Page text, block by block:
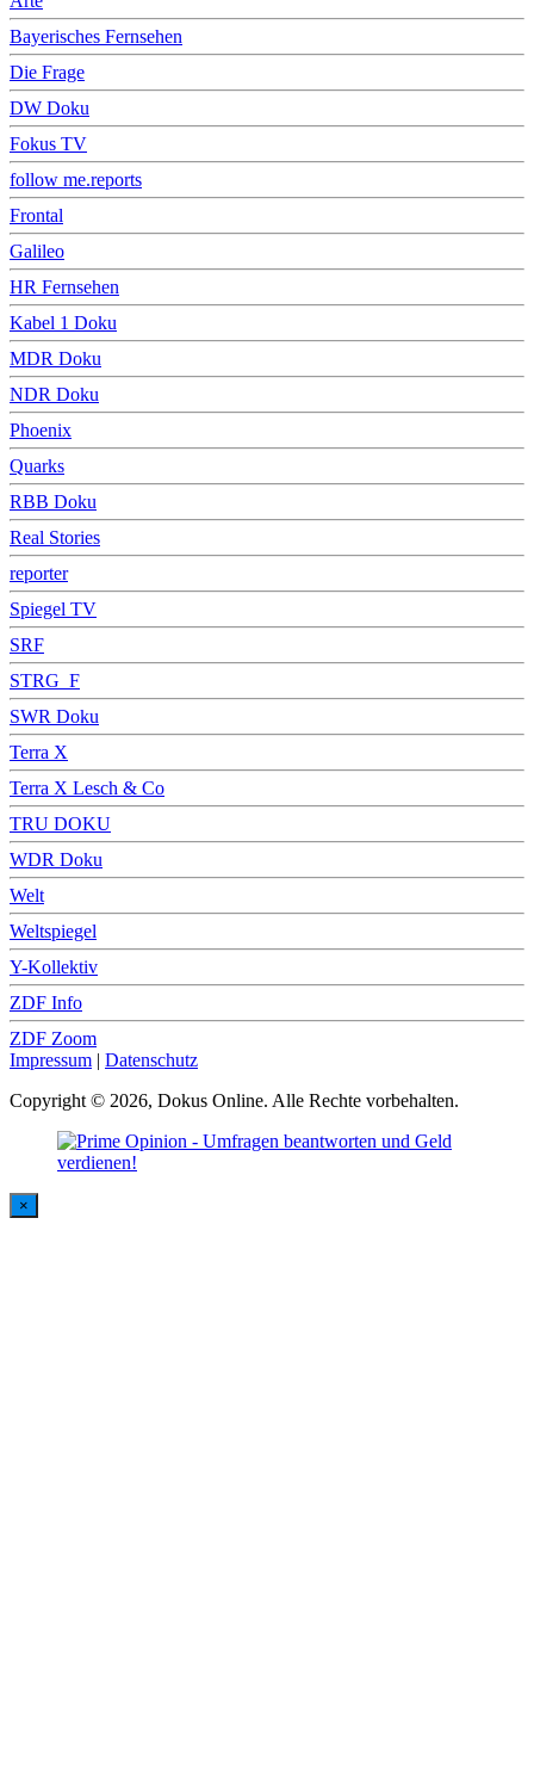
Bayerisches Fernsehen
Die Frage
DW Doku
Fokus TV
follow me.reports
Frontal
Galileo
HR Fernsehen
Kabel 1 Doku
MDR Doku
NDR Doku
Phoenix
Quarks
RBB Doku
Real Stories
reporter
Spiegel TV
SRF
STRG_F
SWR Doku
Terra X
Terra X Lesch & Co
TRU DOKU
WDR Doku
Welt
Weltspiegel
Y-Kollektiv
ZDF Info
ZDF Zoom
Impressum | Datenschutz
Copyright © 2026, Dokus Online. Alle Rechte vorbehalten.
×